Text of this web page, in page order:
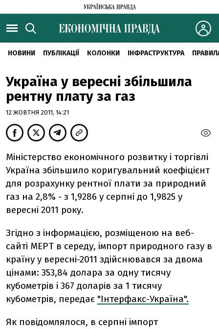
НОВИНИ ПУБЛІКАЦІЇ КОЛОНКИ ІНФРАСТРУКТУРА
Україна у вересні збільшила
рентну плату за газ
12 ЖОВТНЯ 2011, 14:21
Міністерство економічного розвитку і торгівлі
Україна збільшило коригувальний коефіцієнт
для розрахунку рентної плати за природний
газ на 2,8% - з 1,9286 у серпні до 1,9825 у
вересні 2011 року.
Згідно з інформацією, розміщеною на веб-
сайті МЕРТ в середу, імпорт природного газу в
країну у вересні-2011 здійснювався за двома
цінами: 353,84 долара за одну тисячу
кубометрів і 367 доларів за 1 тисячу
кубометрів, передає "Інтерфакс-Україна".
Як повідомлялося, в серпні імпорт